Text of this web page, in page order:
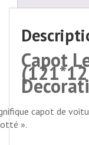
Capot
capot de
».